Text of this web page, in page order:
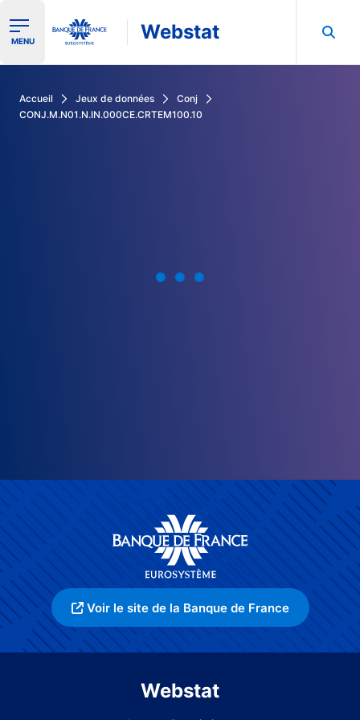
Ouvrir le menu de navigation
MENU Webstat
Accueil Jeux de données
Conj
CONJ.M.N01.N.IN.000CE.CRTEM100.10
Voir le site de la Banque de France
Webstat